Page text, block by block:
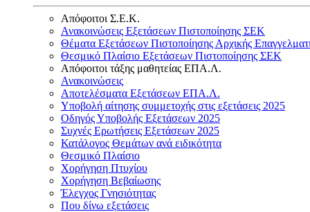
Απόφοιτοι Σ.Ε.Κ.
Ανακοινώσεις Εξετάσεων Πιστοποίησης ΣΕΚ
Θέματα Εξετάσεων Πιστοποίησης Αρχικής
Θεσμικό Πλαίσιο Εξετάσεων Πιστοποίησης ΣΕΚ
Απόφοιτοι τάξης μαθητείας ΕΠΑ.Λ.
Ανακοινώσεις
Αποτελέσματα Εξετάσεων ΕΠΑ.Λ.
Υποβολή αίτησης συμμετοχής στις εξετάσεις 2025
Οδηγός Υποβολής Εξετάσεων 2025
Συχνές Ερωτήσεις Εξετάσεων 2025
Κατάλογος Θεμάτων ανά ειδικότητα
Θεσμικό Πλαίσιο
Χορήγηση Πτυχίου
Χορήγηση Βεβαίωσης
Έλεγχος Γνησιότητας
Που δίνω εξετάσεις